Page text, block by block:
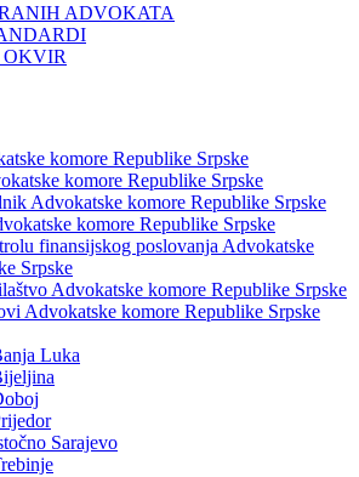
ADVOKATA
komore Republike Srpske
komore Republike Srpske
Advokatske komore Republike Srpske
komore Republike Srpske
finansijskog poslovanja Advokatske
Srpske
Advokatske komore Republike Srpske
Advokatske komore Republike Srpske
Luka
Sarajevo